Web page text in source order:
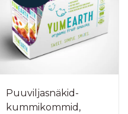
Puuviljasnäkid-
kummikommid,